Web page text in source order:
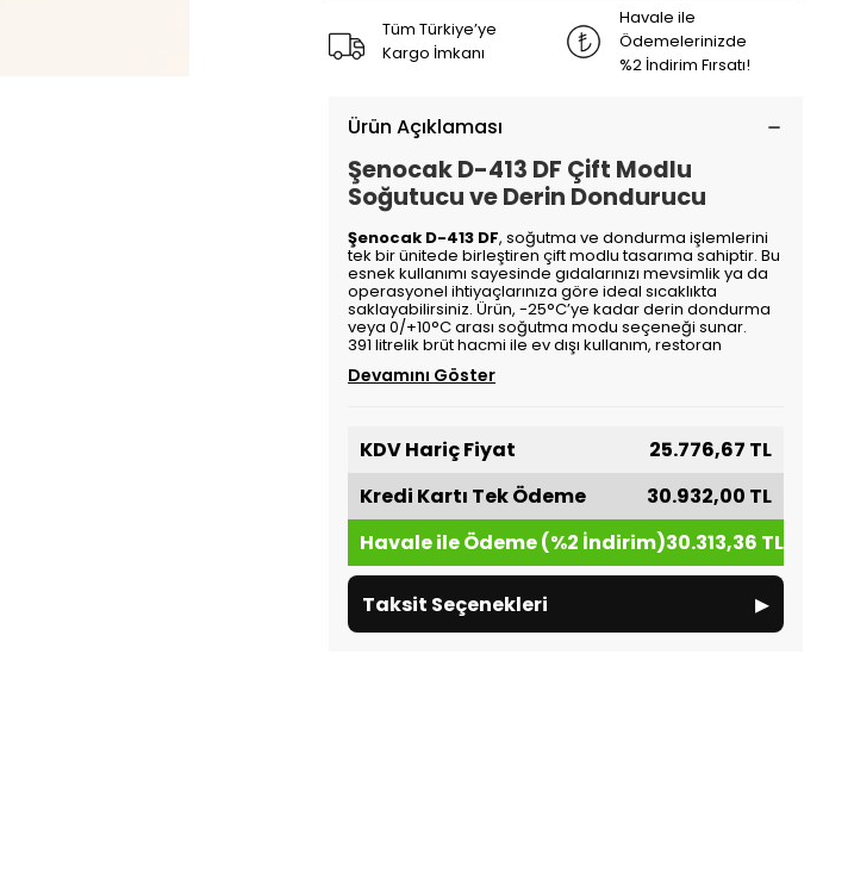
Tüm Türkiye’ye
Kargo İmkanı
Havale ile
Ödemelerinizde
%2 İndirim Fırsatı!
Ürün Açıklaması
Şenocak D-413 DF Çift Modlu
Soğutucu ve Derin Dondurucu
Şenocak D-413 DF, soğutma ve dondurma işlemlerini
tek bir ünitede birleştiren çift modlu tasarıma sahiptir. Bu
esnek kullanımı sayesinde gıdalarınızı mevsimlik ya da
operasyonel ihtiyaçlarınıza göre ideal sıcaklıkta
saklayabilirsiniz. Ürün, -25°C’ye kadar derin dondurma
veya 0/+10°C arası soğutma modu seçeneği sunar.
391 litrelik brüt hacmi ile ev dışı kullanım, restoran
Devamını Göster
KDV Hariç Fiyat
25.776,67 TL
Kredi Kartı Tek Ödeme
30.932,00 TL
Havale ile Ödeme (%2 İndirim)30.313,36 TL
Taksit Seçenekleri ▸